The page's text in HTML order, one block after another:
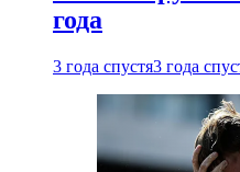
года
3 года спустя3 года